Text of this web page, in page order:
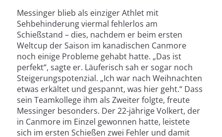
Messinger blieb als einziger Athlet mit
Sehbehinderung viermal fehlerlos am
Schießstand – dies, nachdem er beim ersten
Weltcup der Saison im kanadischen Canmore
noch einige Probleme gehabt hatte. „Das ist
perfekt“, sagte er. Läuferisch sah er sogar noch
Steigerungspotenzial. „Ich war nach Weihnachten
etwas erkältet und gespannt, was hier geht.“ Dass
sein Teamkollege ihm als Zweiter folgte, freute
Messinger besonders. Der 22-jährige Volkert, der
in Canmore im Einzel gewonnen hatte, leistete
sich im ersten Schießen zwei Fehler und damit